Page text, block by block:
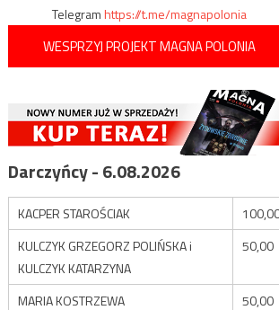
Telegramhttps://t.me/magnapolonia
WESPRZYJ PROJEKT MAGNA POLONIA
Darczyńcy - 6.08.2026
KACPER STAROŚCIAK
KULCZYK GRZEGORZ POLIŃSKA i
KULCZYK KATARZYNA
50,00
MARIA KOSTRZEWA 50,00